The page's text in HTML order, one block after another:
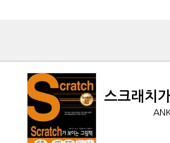
자바가 보